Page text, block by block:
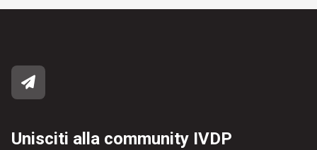
Unisciti alla community IVDP